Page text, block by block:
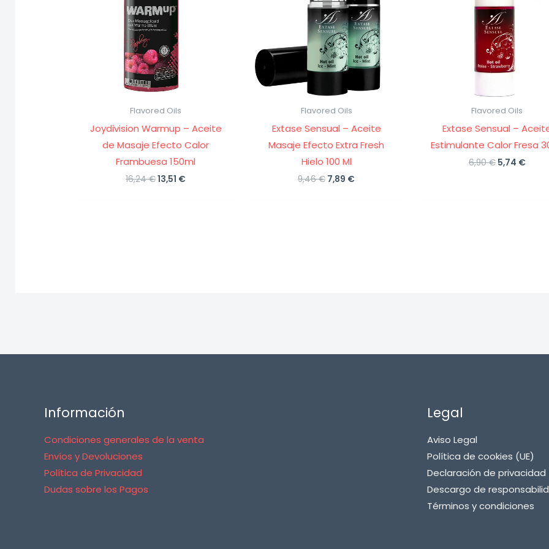
Flavored Oils
Joydivision Warmup – Aceite
de Masaje Efecto Calor
Frambuesa 150ml
16,24€El
13,51 €
Flavored Oils
Extase Sensual – Aceite
Masaje Efecto Extra Fresh
Hielo 100 Ml
9,46€ El
7,89 €
Flavored Oils
Extase Sensual –
Estimulante Calor Fresa
6,90€ El
5,74 €El
Información
Condiciones generales de la venta
Envíos y Devoluciones
Política de Privacidad
Dudas sobre los Pagos
Legal
Aviso Legal
Política de cookies (UE)
Declaración de privacidad
Descargo de
Términos y condiciones